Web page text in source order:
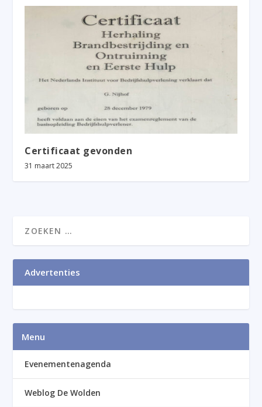
Certificaat gevonden
31 maart 2025
Advertenties
Menu
Evenementenagenda
Weblog De Wolden